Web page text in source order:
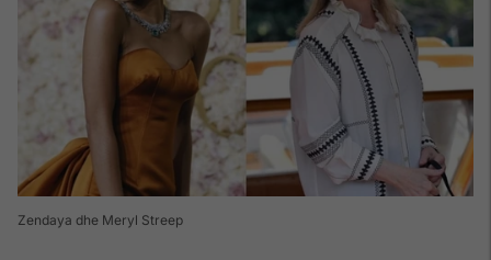
Zendaya dhe Meryl Streep